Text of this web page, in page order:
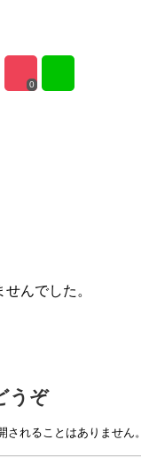
0
んでした。
うぞ
されることはありません。